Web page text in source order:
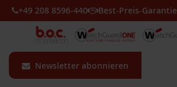
Newsletter abonnieren
+49 208 8596-440 Best-Preis-Garantie